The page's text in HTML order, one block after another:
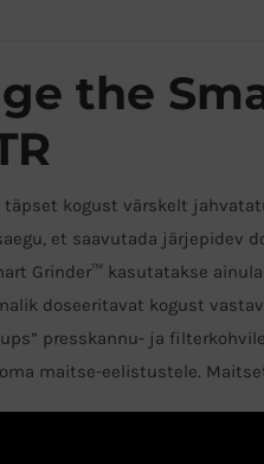
the
kogust värskelt
et saavutada järjepidev
Grinder™ kasutatakse
doseeritavat kogust
presskannu- ja
maitse-eelistustele.